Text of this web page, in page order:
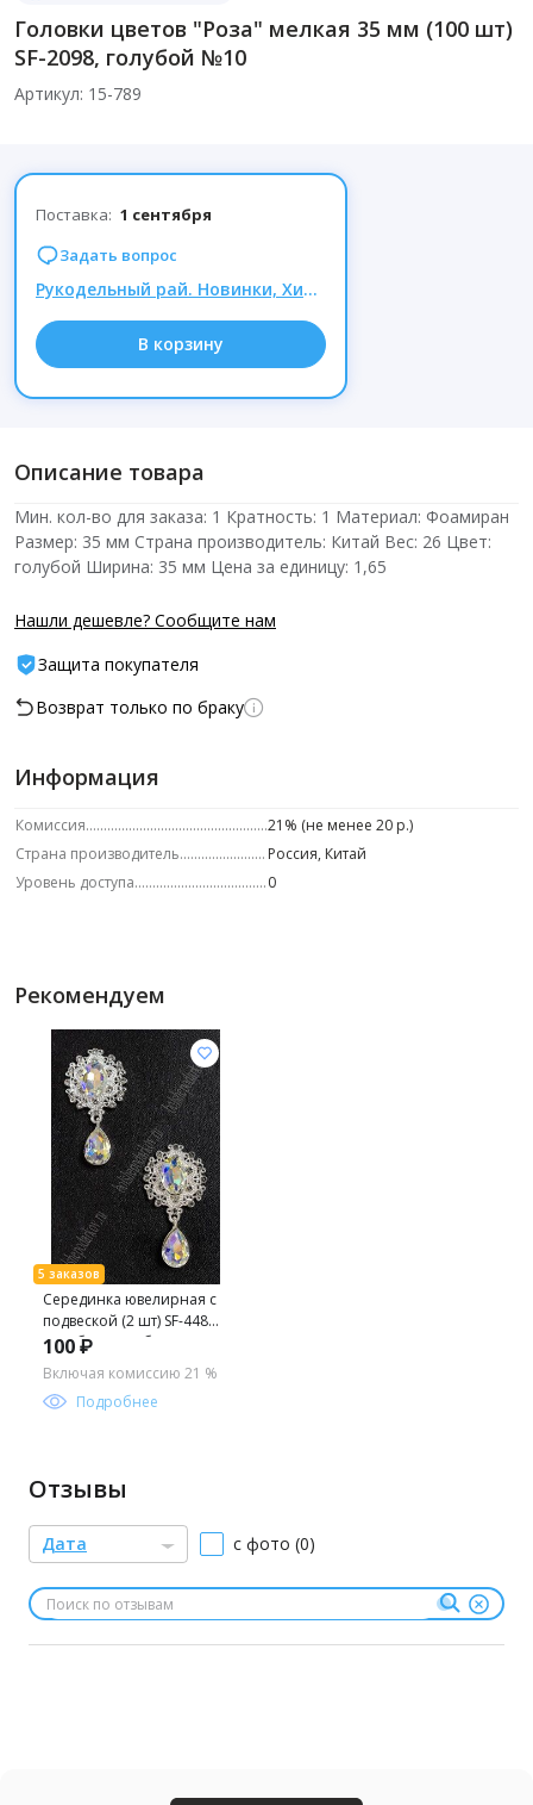
Головки цветов "Роза" мелкая 35 мм (100 шт)
SF-2098, голубой №10
Артикул: 15-789
Поставка: 1 сентября
Задать вопрос
Рукодельный рай. Новинки, Хиты и большие скидки. Время выгодных покупок!
В корзину
Описание товара
Мин. кол-во для заказа: 1 Кратность: 1 Материал: Фоамиран
Размер: 35 мм Страна производитель: Китай Вес: 26 Цвет:
голубой Ширина: 35 мм Цена за единицу: 1,65
Нашли дешевле? Сообщите нам
Защита покупателя
Возврат только по браку
Информация
Комиссия
21% (не менее 20 р.)
Страна производитель
Россия, Китай
Уровень доступа
0
Рекомендуем
Серединка ювелирная с
подвеской (2 шт) SF-4482,
серебро/серебро
хамелеон №31
100 ₽
Включая комиссию 21 %
Подробнее
Отзывы
Дата с фото (0)